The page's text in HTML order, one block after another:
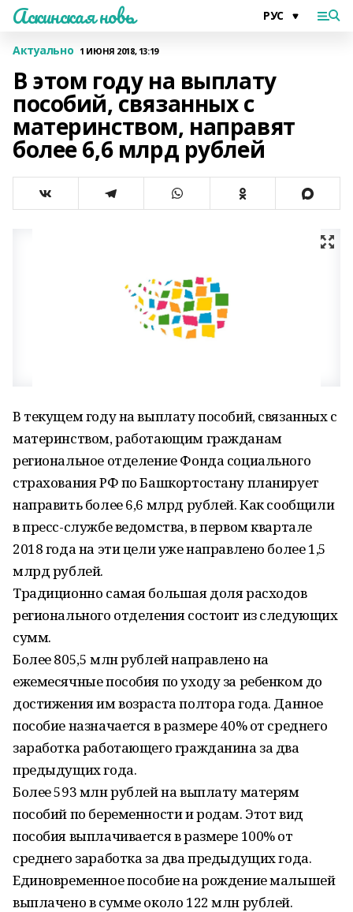
Аскинская новь
Актуально 1 ИЮНЯ 2018, 13:19
В этом году на выплату
пособий, связанных с
материнством, направят
более 6,6 млрд рублей
В текущем году на выплату пособий, связанных с
материнством, работающим гражданам
региональное отделение Фонда социального
страхования РФ по Башкортостану планирует
направить более 6,6 млрд рублей. Как сообщили
в пресс-службе ведомства, в первом квартале
2018 года на эти цели уже направлено более 1,5
млрд рублей.
Традиционно самая большая доля расходов
регионального отделения состоит из следующих
сумм.
Более 805,5 млн рублей направлено на
ежемесячные пособия по уходу за ребенком до
достижения им возраста полтора года. Данное
пособие назначается в размере 40% от среднего
заработка работающего гражданина за два
предыдущих года.
Более 593 млн рублей на выплату матерям
пособий по беременности и родам. Этот вид
пособия выплачивается в размере 100% от
среднего заработка за два предыдущих года.
Единовременное пособие на рождение малышей
выплачено в сумме около 122 млн рублей.